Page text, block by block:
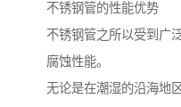
不锈钢管的性能优势
不锈钢管之所以受到广
腐蚀性能。
无论是在潮湿的沿海地